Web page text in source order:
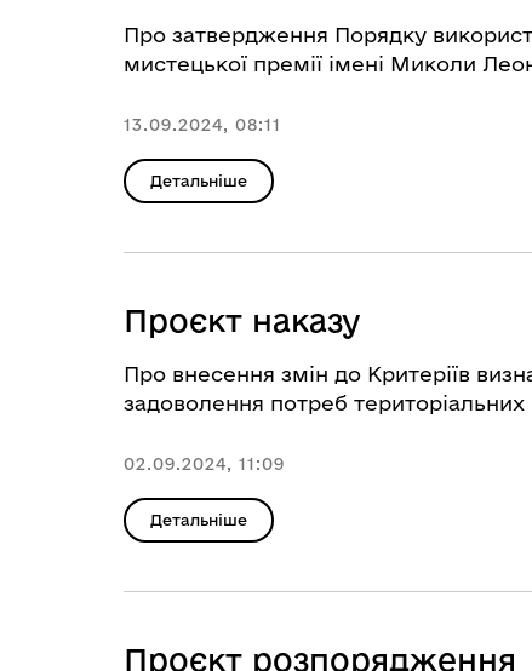
Про затвердження Порядку
мистецької премії імені Миколи
13.09.2024, 08:11
Детальніше
Проєкт наказу
Про внесення змін до Критеріїв
задоволення потреб
02.09.2024, 11:09
Детальніше
Проєкт розпорядження